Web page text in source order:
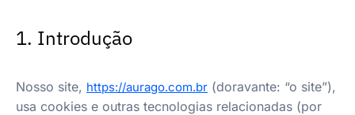
1. Introdução
Nosso site, https://aurago.com.br (doravante: “o site”),
usa cookies e outras tecnologias relacionadas (por